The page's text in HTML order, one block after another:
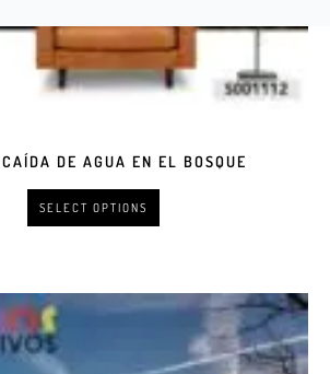
DE AGUA EN EL BOSQUE
SELECT OPTIONS